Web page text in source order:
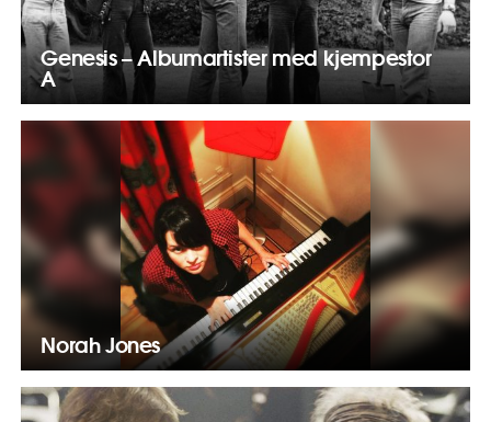
Genesis – Albumartister med kjempestor
A
Norah Jones